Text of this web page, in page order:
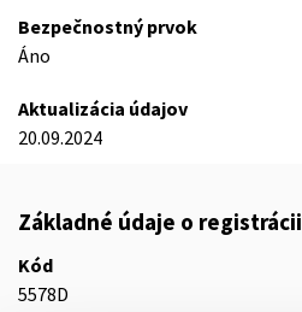
Bezpečnostný prvok
Áno
Aktualizácia údajov
20.09.2024
Základné údaje o registrácii
Kód
5578D